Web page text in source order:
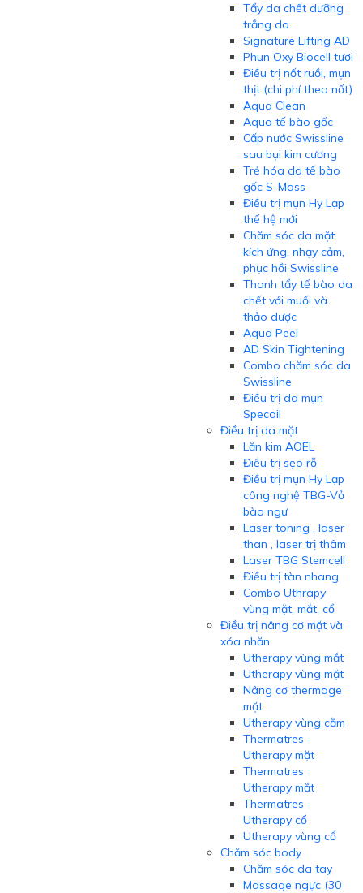
Tẩy da chết dưỡng
trắng da
Signature Lifting AD
Phun Oxy Biocell tươi
Điều trị nốt ruồi, mụn
thịt (chi phí theo nốt)
Aqua Clean
Aqua tế bào gốc
Cấp nước Swissline
sau bụi kim cương
Trẻ hóa da tế bào
gốc S-Mass
Điều trị mụn Hy Lạp
thế hệ mới
Chăm sóc da mặt
kích ứng, nhạy cảm,
phục hồi Swissline
Thanh tẩy tế bào da
chết với muối và
thảo dược
Aqua Peel
AD Skin Tightening
Combo chăm sóc da
Swissline
Điều trị da mụn
Specail
Điều trị da mặt
Lăn kim AOEL
Điều trị sẹo rỗ
Điều trị mụn Hy Lạp
công nghệ TBG-Vỏ
bào ngư
Laser toning , laser
than , laser trị thâm
Laser TBG Stemcell
Điều trị tàn nhang
Combo Uthrapy
vùng mặt, mắt, cổ
Điều trị nâng cơ mặt và
xóa nhăn
Utherapy vùng mắt
Utherapy vùng mặt
Nâng cơ thermage
mặt
Utherapy vùng cằm
Thermatres
Utherapy mặt
Thermatres
Utherapy mắt
Thermatres
Utherapy cổ
Utherapy vùng cổ
Chăm sóc body
Chăm sóc da tay
Massage ngực (30